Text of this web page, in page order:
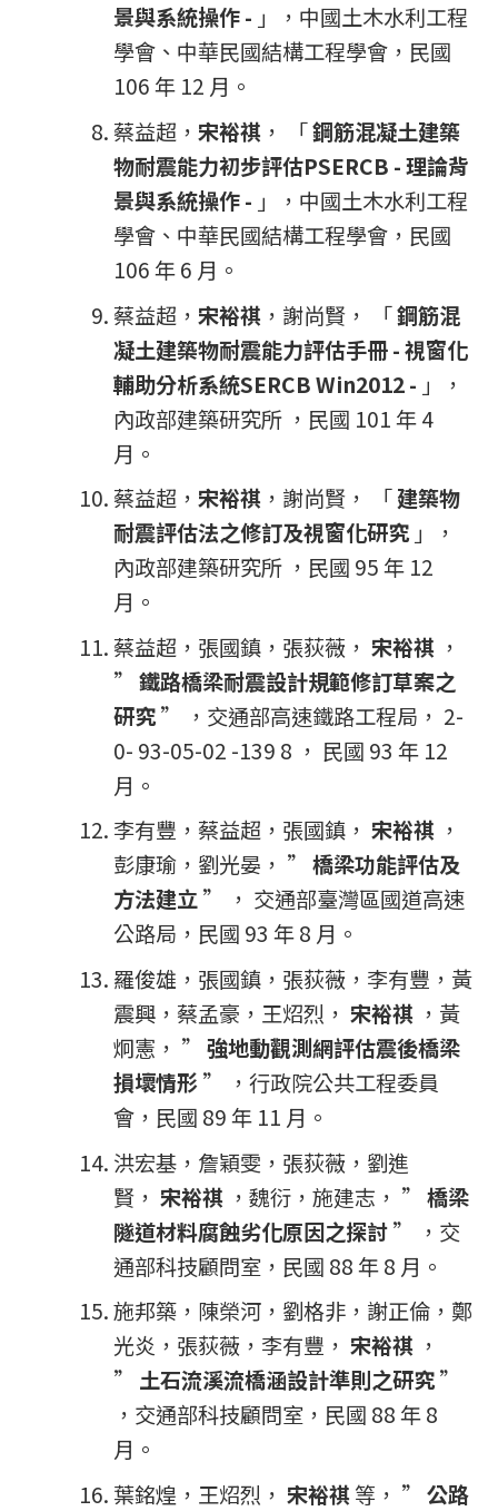
景與系統操作 - 」，中國土木水利工程
學會、中華民國結構工程學會，民國
106 年 12 月。
蔡益超，宋裕祺 ， 「鋼筋混凝土建築
物耐震能力初步評估PSERCB - 理論背
景與系統操作 - 」，中國土木水利工程
學會、中華民國結構工程學會，民國
106 年 6 月。
蔡益超，宋裕祺 ，謝尚賢， 「鋼筋混
凝土建築物耐震能力評估手冊 - 視窗化
輔助分析系統SERCB Win2012 - 」，
內政部建築研究所 ，民國 101 年 4
月。
蔡益超，宋裕祺 ，謝尚賢， 「建築物
耐震評估法之修訂及視窗化研究 」，
內政部建築研究所 ，民國 95 年 12
月。
蔡益超，張國鎮，張荻薇，宋裕祺 ，
”鐵路橋梁耐震設計規範修訂草案之
研究” ，交通部高速鐵路工程局， 2-
0- 93-05-02 -139 8 ， 民國 93 年 12
月。
李有豐，蔡益超，張國鎮， 宋裕祺 ，
彭康瑜，劉光晏， ”橋梁功能評估及
方法建立” ， 交通部臺灣區國道高速
公路局，民國 93 年 8 月。
羅俊雄，張國鎮，張荻薇，李有豐，黃
震興，蔡孟豪，王炤烈， 宋裕祺 ，黃
炯憲， ”強地動觀測網評估震後橋梁
損壞情形” ，行政院公共工程委員
會，民國 89 年 11 月。
洪宏基，詹穎雯，張荻薇，劉進
賢，宋裕祺 ，魏衍，施建志， ”橋梁
隧道材料腐蝕劣化原因之探討” ，交
通部科技顧問室，民國 88 年 8 月。
施邦築，陳榮河，劉格非，謝正倫，鄭
光炎，張荻薇，李有豐，宋裕祺 ，
” 土石流溪流橋涵設計準則之研究”
，交通部科技顧問室，民國 88 年 8
月。
葉銘煌，王炤烈，宋裕祺 等， ”公路